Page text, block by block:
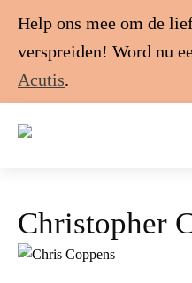
Help ons mee om de
verspreiden! Word nu
Acutis.
Christopher